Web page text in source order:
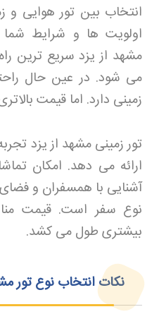
انتخاب بین تور هوایی و
اولویت ها و شرایط
مشهد از یزد سریع ترین
می شود. در عین حال
زمینی دارد. اما قیمت
تور زمینی مشهد از یزد
ارائه می دهد. امکان
آشنایی با همسفران و
نوع سفر است. قیمت
بیشتری طول می کشد.
نکات انتخاب نوع تور